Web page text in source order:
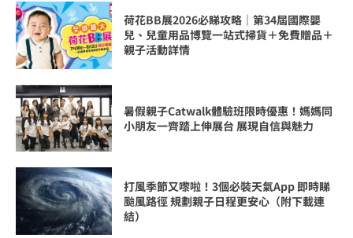
荷花BB展2026必睇攻略｜第34屆國際嬰
兒、兒童用品博覽一站式掃貨＋免費贈品＋
親子活動詳情
暑假親子Catwalk體驗班限時優惠！媽媽同
小朋友一齊踏上伸展台 展現自信與魅力
打風季節又嚟啦！3個必裝天氣App 即時睇
颱風路徑 規劃親子日程更安心（附下載連
結）